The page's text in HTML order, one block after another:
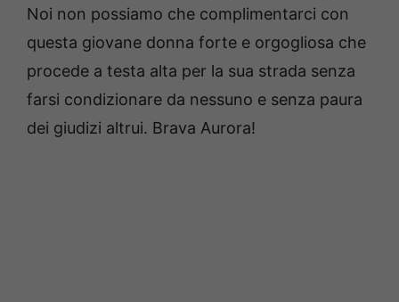
Noi non possiamo che complimentarci con
questa giovane donna forte e orgogliosa che
procede a testa alta per la sua strada senza
farsi condizionare da nessuno e senza paura
dei giudizi altrui. Brava Aurora!